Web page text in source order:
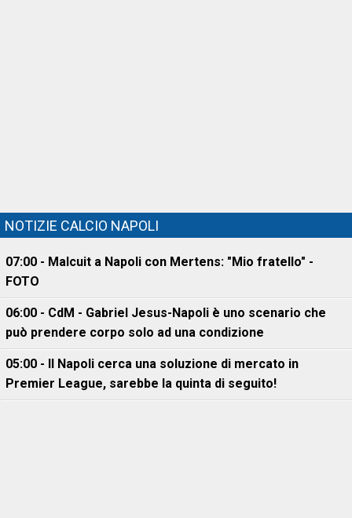
NOTIZIE CALCIO NAPOLI
07:00 - Malcuit a Napoli con Mertens: "Mio fratello" -
FOTO
06:00 - CdM - Gabriel Jesus-Napoli è uno scenario che
può prendere corpo solo ad una condizione
05:00 - Il Napoli cerca una soluzione di mercato in
Premier League, sarebbe la quinta di seguito!